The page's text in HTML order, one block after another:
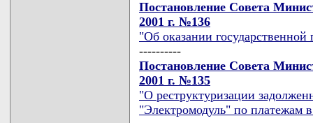
Постановление Совета
2001 г. №136
"Об оказании
----------
Постановление Совета
2001 г. №135
"О реструктуризации
"Электромодуль" по платежам